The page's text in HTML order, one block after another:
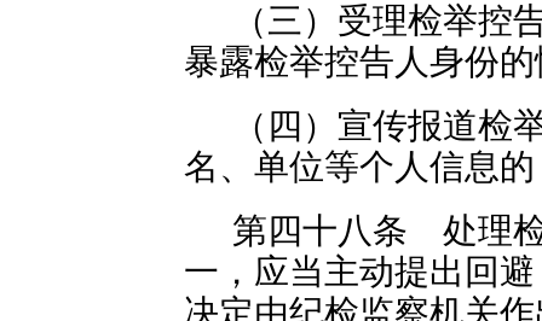
（三）受理检举控
暴露检举控告人身份
（四）宣传报道检
名、单位等个人信息
第四十八条 处理
一，应当主动提出回
决定由纪检监察机关